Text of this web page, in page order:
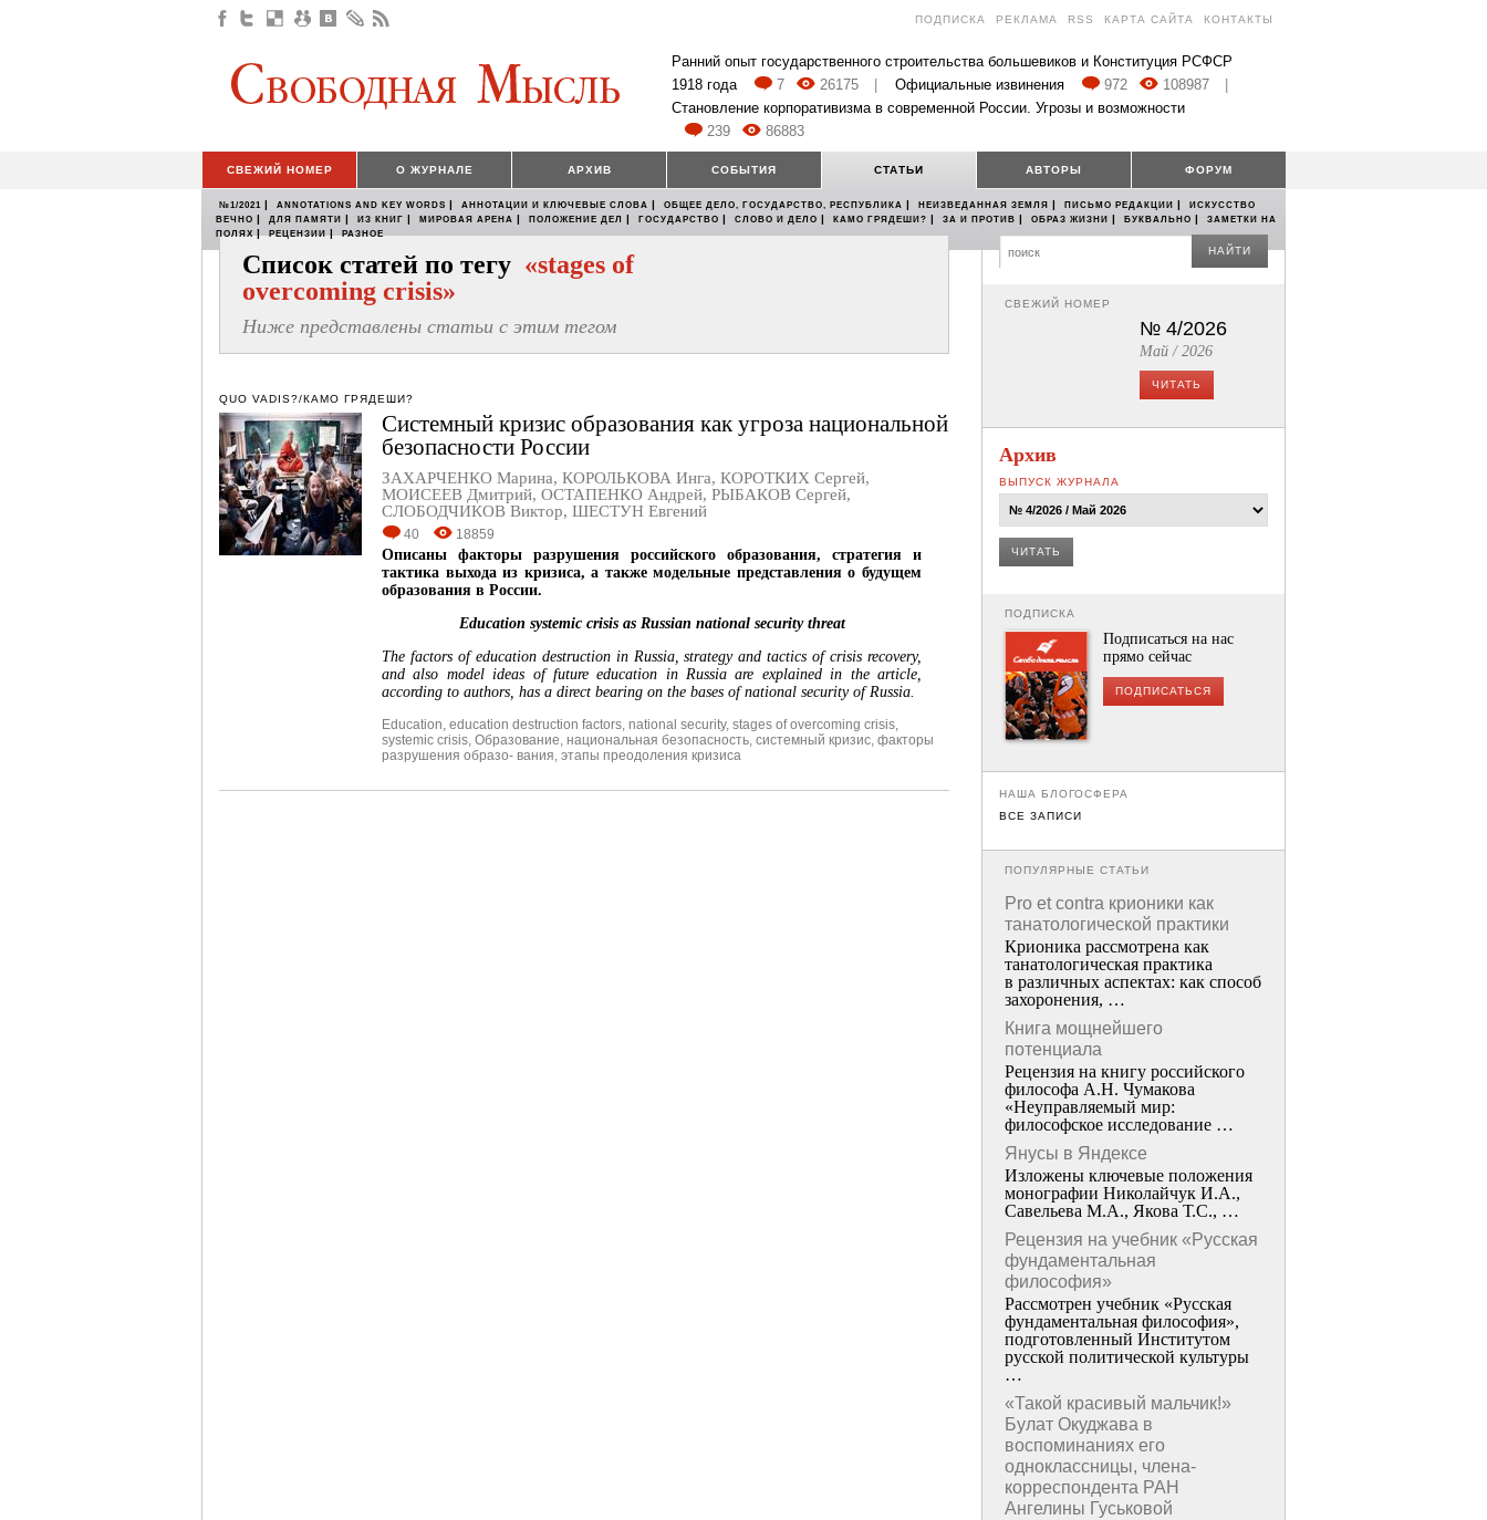
ПОДПИСКА РЕКЛАМА RSS КАРТА САЙТА КОНТАКТЫ
Ранний опыт государственного строительства большевиков и Конституция РСФСР
1918 года
7 26175 Официальные извинения 972 108987
Становление корпоративизма в современной России. Угрозы и возможности
239
86883
СВЕЖИЙ НОМЕР О ЖУРНАЛЕ АРХИВ СОБЫТИЯ СТАТЬИ АВТОРЫ ФОРУМ
№1/2021 | ANNOTATIONS AND KEY WORDS | АННОТАЦИИ И КЛЮЧЕВЫЕ СЛОВА | ОБЩЕЕ ДЕЛО, ГОСУДАРСТВО, РЕСПУБЛИКА | НЕИЗВЕДАННАЯ ЗЕМЛЯ | ПИСЬМО РЕДАКЦИИ |
ИСКУССТВО
ВЕЧНО | ДЛЯ ПАМЯТИ | ИЗ КНИГ | МИРОВАЯ АРЕНА | ПОЛОЖЕНИЕ ДЕЛ | ГОСУДАРСТВО | СЛОВО И ДЕЛО | КАМО ГРЯДЕШИ? | ЗА И ПРОТИВ | ОБРАЗ ЖИЗНИ | БУКВАЛЬНО |
ЗАМЕТКИ НА
ПОЛЯХ | РЕЦЕНЗИИ | РАЗНОЕ
Список статей по тегу «stages of
overcoming crisis»
Ниже представлены статьи с этим тегом
QUO VADIS?/КАМО ГРЯДЕШИ?
Системный кризис образования как угроза национальной
безопасности России
ЗАХАРЧЕНКО Марина, КОРОЛЬКОВА Инга, КОРОТКИХ Сергей,
МОИСЕЕВ Дмитрий, ОСТАПЕНКО Андрей, РЫБАКОВ Сергей,
СЛОБОДЧИКОВ Виктор, ШЕСТУН Евгений
40 18859
Описаны факторы разрушения российского образования, стратегия и
тактика выхода из кризиса, а также модельные представления о будущем
образования в России.
Education systemic crisis as Russian national security threat
The factors of education destruction in Russia, strategy and tactics of crisis recovery,
and also model ideas of future education in Russia are explained in the article,
according to authors, has a direct bearing on the bases of national security of Russia.
Education, education destruction factors, national security, stages of overcoming crisis,
systemic crisis, Образование, национальная безопасность, системный кризис, факторы
разрушения образо- вания, этапы преодоления кризиса
НАЙТИ
СВЕЖИЙ НОМЕР
№ 4/2026
Май / 2026
ЧИТАТЬ
Архив
ВЫПУСК ЖУРНАЛА
ЧИТАТЬ
ПОДПИСКА
Подписаться на нас
прямо сейчас
ПОДПИСАТЬСЯ
НАША БЛОГОСФЕРА
ВСЕ ЗАПИСИ
ПОПУЛЯРНЫЕ СТАТЬИ
Pro et contra крионики как
танатологической практики
Крионика рассмотрена как
танатологическая практика
в различных аспектах: как способ
захоронения, …
Книга мощнейшего
потенциала
Рецензия на книгу российского
философа А.Н. Чумакова
«Неуправляемый мир:
философское исследование …
Янусы в Яндексе
Изложены ключевые положения
монографии Николайчук И.А.,
Савельева М.А., Якова Т.С., …
Рецензия на учебник «Русская
фундаментальная
философия»
Рассмотрен учебник «Русская
фундаментальная философия»,
подготовленный Институтом
русской политической культуры
…
«Такой красивый мальчик!»
Булат Окуджава в
воспоминаниях его
одноклассницы, члена-
корреспондента РАН
Ангелины Гуськовой